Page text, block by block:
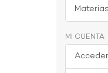
Materias
MI CUENTA
Acceder